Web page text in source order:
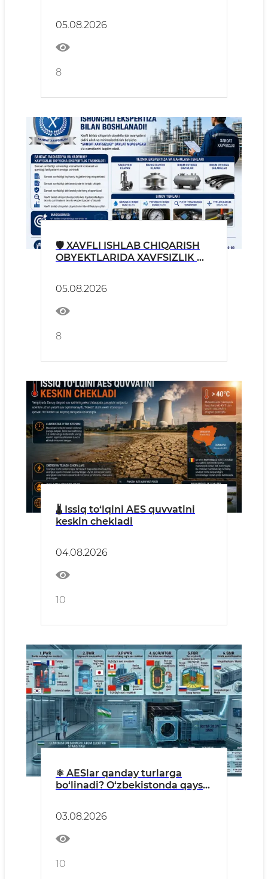
05.08.2026
8
🛡 XAVFLI ISHLAB CHIQARISH
OBYEKTLARIDA XAVFSIZLIK —
05.08.2026
8
🌡 Issiq to‘lqini AES quvvatini
keskin chekladi
04.08.2026
10
⚛️ AESlar qanday turlarga
bo‘linadi? O‘zbekistonda qaysi
03.08.2026
10